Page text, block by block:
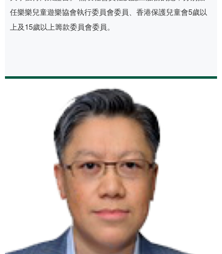
任樂樂兒童遊樂協會執行委員會委員、香港保護兒童會5歲以
上及15歲以上籌款委員會委員。